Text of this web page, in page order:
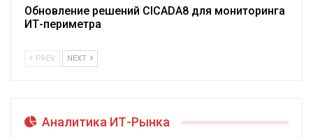
Обновление решений CICADA8 для мониторинга
ИТ-периметра
PREV NEXT
Аналитика ИТ-Рынка